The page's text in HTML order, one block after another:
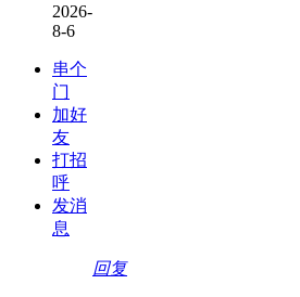
2026-
8-6
串个
门
加好
友
打招
呼
发消
息
回复